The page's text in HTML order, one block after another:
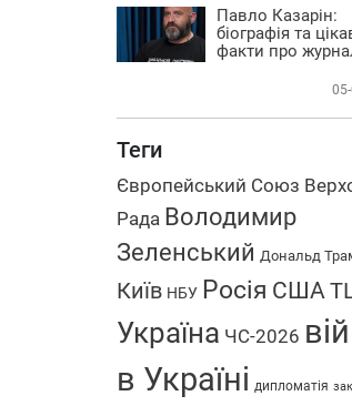
Павло Казарін:
біографія та
факти про
Теги
Європейський Союз
Рада Володимир
Зеленський Дональд
Київ НБУ Росія США
Україна ЧС-2026
в Україні дипломатія